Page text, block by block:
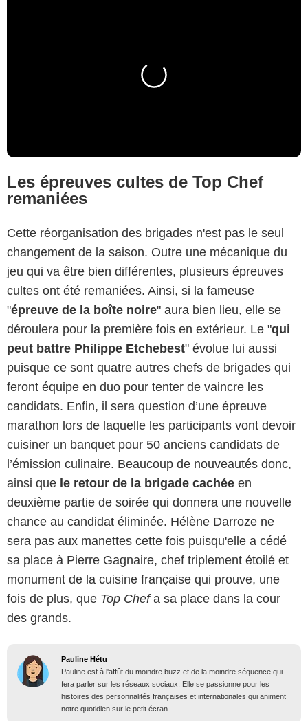
Les épreuves cultes de Top Chef
remaniées
Cette réorganisation des brigades n'est pas le seul
changement de la saison. Outre une mécanique du
jeu qui va être bien différentes, plusieurs épreuves
cultes ont été remaniées. Ainsi, si la fameuse
"épreuve de la boîte noire" aura bien lieu, elle se
déroulera pour la première fois en extérieur. Le "qui
peut battre Philippe Etchebest" évolue lui aussi
puisque ce sont quatre autres chefs de brigades qui
feront équipe en duo pour tenter de vaincre les
candidats. Enfin, il sera question d’une épreuve
marathon lors de laquelle les participants vont devoir
cuisiner un banquet pour 50 anciens candidats de
l’émission culinaire. Beaucoup de nouveautés donc,
ainsi que le retour de la brigade cachée en
deuxième partie de soirée qui donnera une nouvelle
chance au candidat éliminée. Hélène Darroze ne
sera pas aux manettes cette fois puisqu'elle a cédé
sa place à Pierre Gagnaire, chef triplement étoilé et
monument de la cuisine française qui prouve, une
fois de plus, que Top Chefa sa place dans la cour
des grands.
Pauline Hétu
Pauline est à l'affût du moindre buzz et de la moindre séquence qui
fera parler sur les réseaux sociaux. Elle se passionne pour les
histoires des personnalités françaises et internationales qui animent
notre quotidien sur le petit écran.